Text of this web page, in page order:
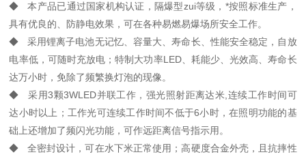
◆ 本产品已通过国家机构认证，隔爆型zui等级，*按照标准生产，
具有优良的、防静电效果，可在各种易燃易爆场所安全工作。
◆ 采用锂离子电池无记忆、容量大、寿命长、性能安全稳定，自放
电率低，可随时充放电；特制大功率LED、耗能少、光效高、寿命长
达万小时，免除了频繁换灯泡的现像。
◆ 采用3颗3WLED并联工作，强光照射距离达米,连续工作时间可
达小时以上；工作光可连续工作时间不低于6小时，在照明功能的基
础上还增加了频闪光功能，可作远距离信号指示用。
◆ 全密封设计，可在水下米正常使用；高硬度合金外壳，且抗摔性